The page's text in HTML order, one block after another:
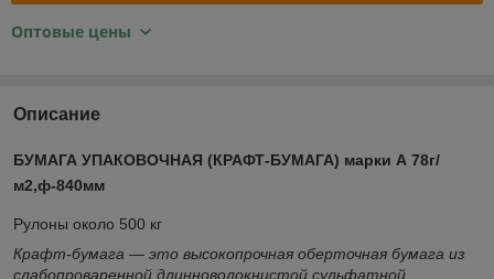
Оптовые цены
Описание
БУМАГА УПАКОВОЧНАЯ (КРАФТ-БУМАГА) марки А 78г/
м2,ф-840мм
Рулоны около 500 кг
Крафт-бумага — это высокопрочная оберточная бумага из
слабопроваренной длинноволокнистой сульфатной